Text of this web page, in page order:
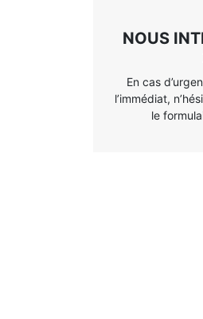
NOUS
En cas
l’immédiat,
le